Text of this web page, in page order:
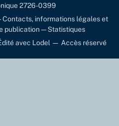
2726-0399
Contacts, informations légales et
publication—Statistiques
avec Lodel — Accès réservé